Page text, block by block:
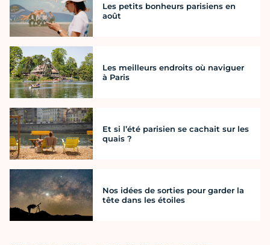
Les petits bonheurs parisiens en
août
Les meilleurs endroits où naviguer
à Paris
Et si l’été parisien se cachait sur les
quais ?
Nos idées de sorties pour garder la
tête dans les étoiles